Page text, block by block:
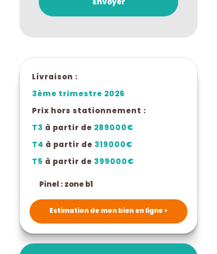
Livraison :
3ème trimestre 2026
Prix hors stationnement :
T3 à partir de 289000€
T4 à partir de 319000€
T5 à partir de 399000€
pinel : zone b1
Estimation de mon bien en ligne >